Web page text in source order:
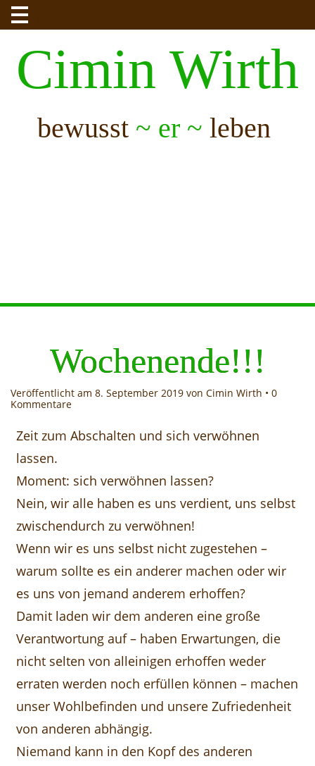
Cimin Wirth
bewusst ~ er ~ leben
Wochenende!!!
Veröffentlicht am 8. September 2019 von Cimin Wirth • 0
Kommentare
Zeit zum Abschalten und sich verwöhnen
lassen.
Moment: sich verwöhnen lassen?
Nein, wir alle haben es uns verdient, uns selbst
zwischendurch zu verwöhnen!
Wenn wir es uns selbst nicht zugestehen –
warum sollte es ein anderer machen oder wir
es uns von jemand anderem erhoffen?
Damit laden wir dem anderen eine große
Verantwortung auf – haben Erwartungen, die
nicht selten von alleinigen erhoffen weder
erraten werden noch erfüllen können – machen
unser Wohlbefinden und unsere Zufriedenheit
von anderen abhängig.
Niemand kann in den Kopf des anderen